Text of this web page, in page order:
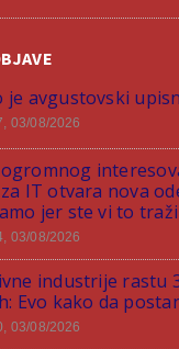
je avgustovski
03/08/2026
IT otvara nova
jer ste vi to
03/08/2026
industrije rastu
Evo kako da
03/08/2026